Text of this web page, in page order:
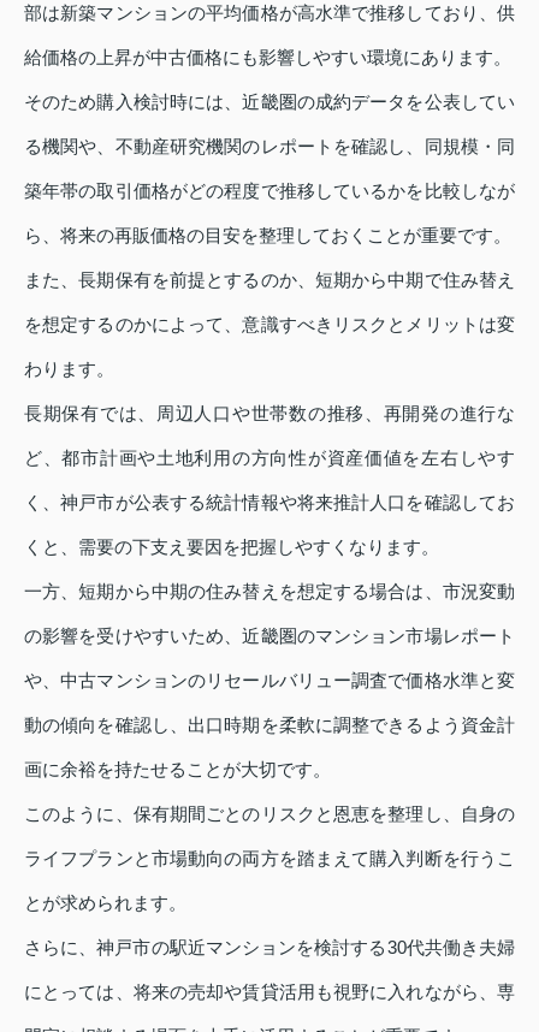
部は新築マンションの平均価格が高水準で推移しており、供
給価格の上昇が中古価格にも影響しやすい環境にあります。
そのため購入検討時には、近畿圏の成約データを公表してい
る機関や、不動産研究機関のレポートを確認し、同規模・同
築年帯の取引価格がどの程度で推移しているかを比較しなが
ら、将来の再販価格の目安を整理しておくことが重要です。
また、長期保有を前提とするのか、短期から中期で住み替え
を想定するのかによって、意識すべきリスクとメリットは変
わります。
長期保有では、周辺人口や世帯数の推移、再開発の進行な
ど、都市計画や土地利用の方向性が資産価値を左右しやす
く、神戸市が公表する統計情報や将来推計人口を確認してお
くと、需要の下支え要因を把握しやすくなります。
一方、短期から中期の住み替えを想定する場合は、市況変動
の影響を受けやすいため、近畿圏のマンション市場レポート
や、中古マンションのリセールバリュー調査で価格水準と変
動の傾向を確認し、出口時期を柔軟に調整できるよう資金計
画に余裕を持たせることが大切です。
このように、保有期間ごとのリスクと恩恵を整理し、自身の
ライフプランと市場動向の両方を踏まえて購入判断を行うこ
とが求められます。
さらに、神戸市の駅近マンションを検討する30代共働き夫婦
にとっては、将来の売却や賃貸活用も視野に入れながら、専